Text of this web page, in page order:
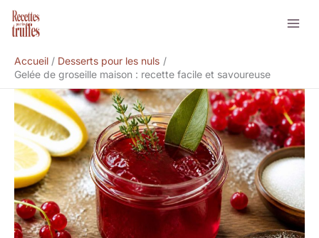
Aller
Accueil
Desserts pour les nuls
Gelée de groseille maison : recette facile et savoureuse
Rechercher